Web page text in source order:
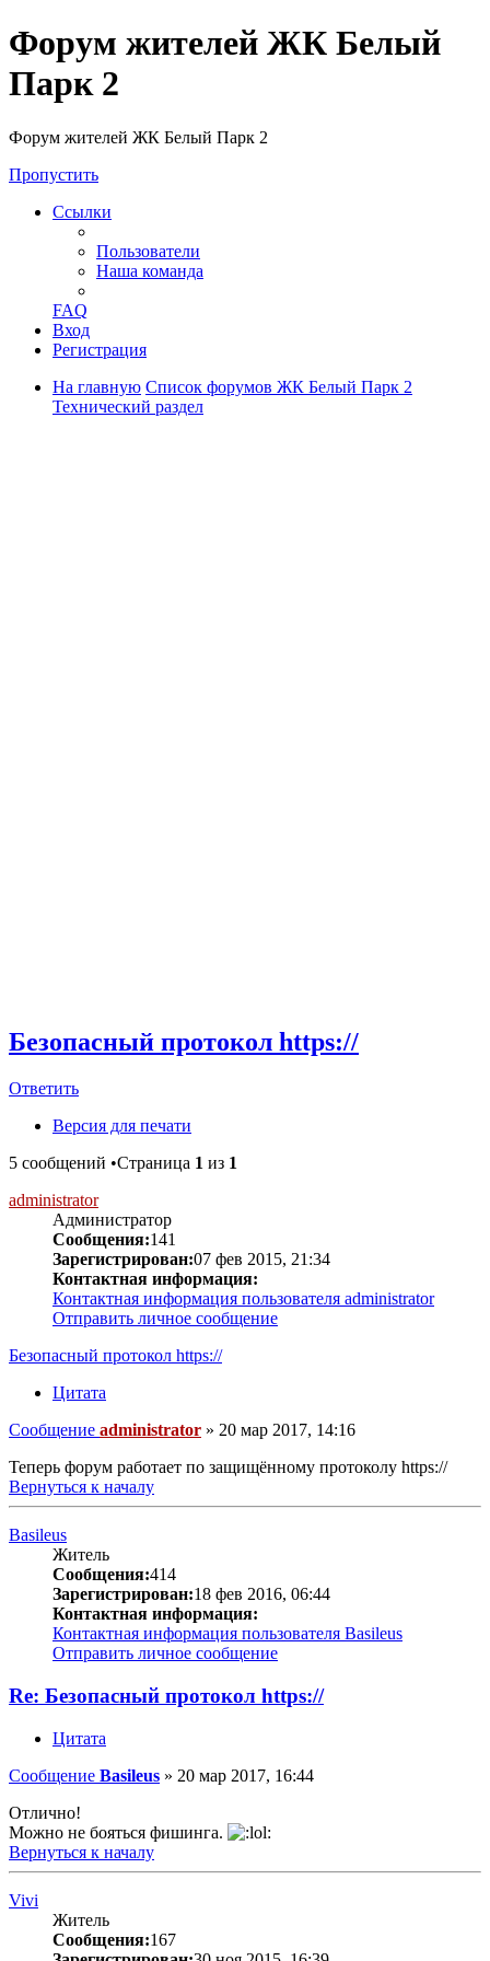
Форум жителей ЖК Белый
Парк 2
Форум жителей ЖК Белый Парк 2
Пропустить
Ссылки
Пользователи
Наша команда
FAQ
Вход
Регистрация
На главную Список форумов ЖК Белый Парк 2
Технический раздел
Безопасный протокол https://
Ответить
Версия для печати
5 сообщений •Страница 1 из 1
administrator
Администратор
Сообщения:141
Зарегистрирован:07 фев 2015, 21:34
Контактная информация:
Контактная информация пользователя administrator
Отправить личное сообщение
Безопасный протокол https://
Цитата
Сообщение administrator » 20 мар 2017, 14:16
Теперь форум работает по защищённому протоколу https://
Вернуться к началу
Basileus
Житель
Сообщения:414
Зарегистрирован:18 фев 2016, 06:44
Контактная информация:
Контактная информация пользователя Basileus
Отправить личное сообщение
Re: Безопасный протокол https://
Цитата
Сообщение Basileus » 20 мар 2017, 16:44
Отлично!
Можно не бояться фишинга.
Вернуться к началу
Vivi
Житель
Сообщения:167